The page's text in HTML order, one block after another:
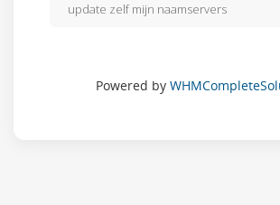
update zelf mijn naamservers
Powered by